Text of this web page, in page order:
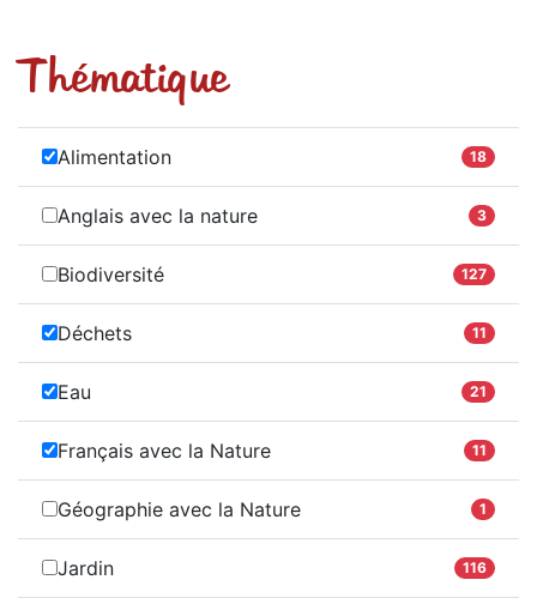
Thématique
Alimentation 18
Anglais avec la nature 3
Biodiversité 127
Déchets 11
Eau 21
Français avec la Nature 11
Géographie avec la Nature 1
Jardin 116